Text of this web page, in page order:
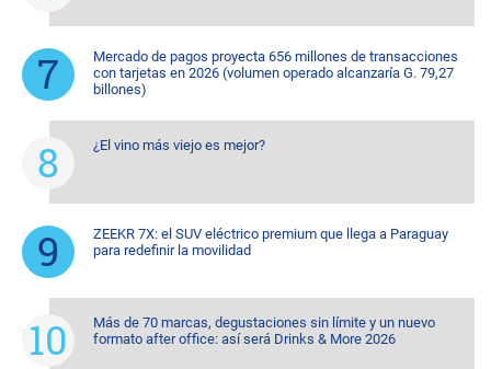
Mercado de pagos proyecta 656 millones de transacciones
con tarjetas en 2026 (volumen operado alcanzaría G. 79,27
billones)
¿El vino más viejo es mejor?
ZEEKR 7X: el SUV eléctrico premium que llega a Paraguay
para redefinir la movilidad
Más de 70 marcas, degustaciones sin límite y un nuevo
formato after office: así será Drinks & More 2026